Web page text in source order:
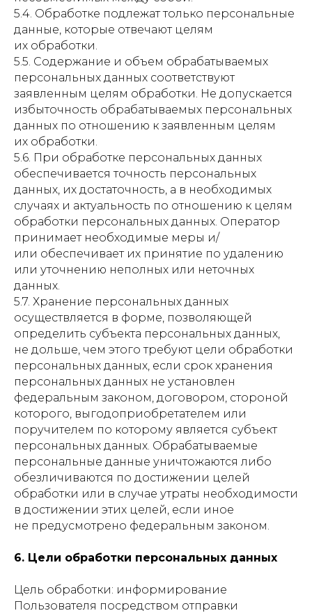
5.4. Обработке подлежат только персональные
данные, которые отвечают целям
их обработки.
5.5. Содержание и объем обрабатываемых
персональных данных соответствуют
заявленным целям обработки. Не допускается
избыточность обрабатываемых персональных
данных по отношению к заявленным целям
их обработки.
5.6. При обработке персональных данных
обеспечивается точность персональных
данных, их достаточность, а в необходимых
случаях и актуальность по отношению к целям
обработки персональных данных. Оператор
принимает необходимые меры и/
или обеспечивает их принятие по удалению
или уточнению неполных или неточных
данных.
5.7. Хранение персональных данных
осуществляется в форме, позволяющей
определить субъекта персональных данных,
не дольше, чем этого требуют цели обработки
персональных данных, если срок хранения
персональных данных не установлен
федеральным законом, договором, стороной
которого, выгодоприобретателем или
поручителем по которому является субъект
персональных данных. Обрабатываемые
персональные данные уничтожаются либо
обезличиваются по достижении целей
обработки или в случае утраты необходимости
в достижении этих целей, если иное
не предусмотрено федеральным законом.
6. Цели обработки персональных данных
Цель обработки: информирование
Пользователя посредством отправки